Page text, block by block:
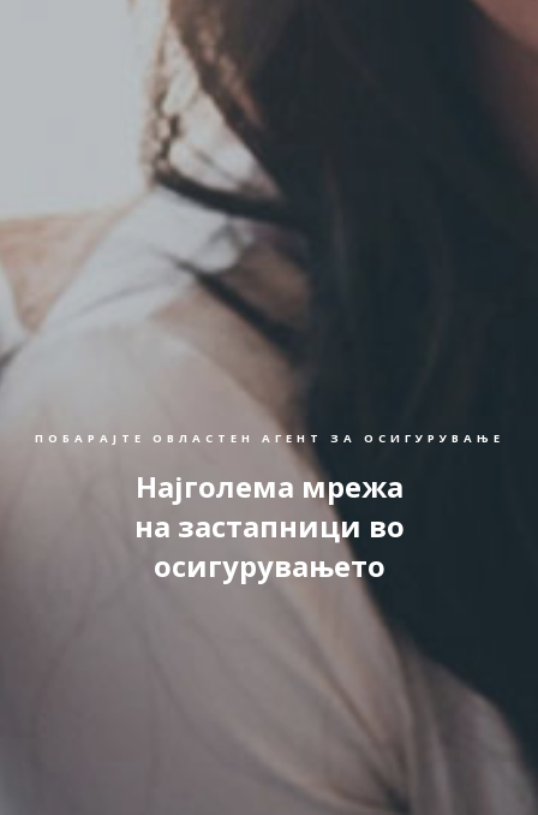
ПОБАРАЈТЕ ОВЛАСТЕН АГЕНТ ЗА ОСИГУРУВАЊЕ
Најголема мрежа
на застапници во
осигурувањето